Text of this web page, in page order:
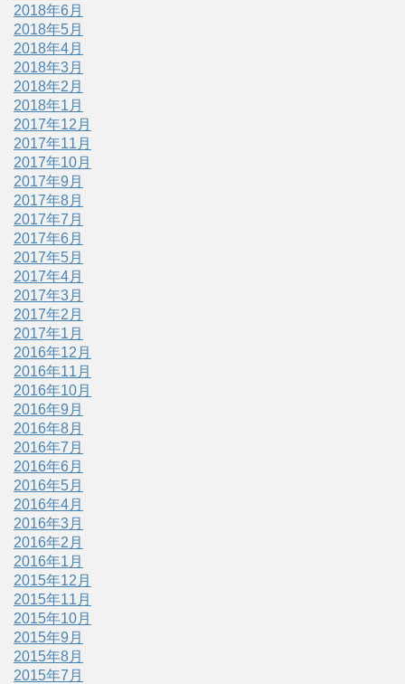
2018年6月
2018年5月
2018年4月
2018年3月
2018年2月
2018年1月
2017年12月
2017年11月
2017年10月
2017年9月
2017年8月
2017年7月
2017年6月
2017年5月
2017年4月
2017年3月
2017年2月
2017年1月
2016年12月
2016年11月
2016年10月
2016年9月
2016年8月
2016年7月
2016年6月
2016年5月
2016年4月
2016年3月
2016年2月
2016年1月
2015年12月
2015年11月
2015年10月
2015年9月
2015年8月
2015年7月